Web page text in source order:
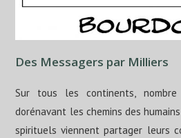
Des Messagers par Milliers
Sur tous les continents, nombre
dorénavant les chemins des
spirituels viennent partager leurs